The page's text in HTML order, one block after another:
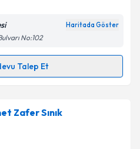
ilişkin
Aydınlatma
kişisel verilerimin belirtilen
kabul ediyorum.
Haritada Göster
No:102
Talep Et
Dursuniçin randevu takvimi
randevu almanız
e-posta ile
Zafer Sınık